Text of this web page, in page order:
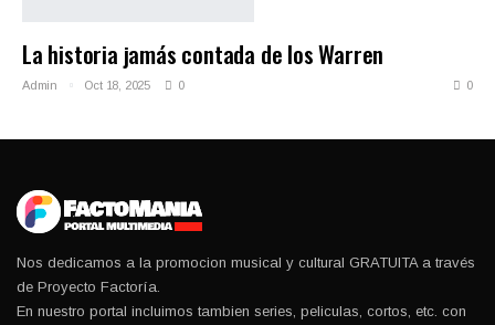
La historia jamás contada de los Warren
Admin Oct 18, 2025 0 0
Nos dedicamos a la promocion musical y cultural GRATUITA a través
de Proyecto Factoría.
En nuestro portal incluimos tambien series, peliculas, cortos, etc. con